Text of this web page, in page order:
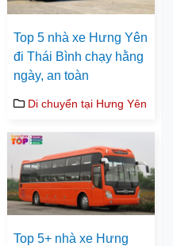
Top 5 nhà xe Hưng Yên
đi Thái Bình chạy hằng
ngày, an toàn
Di chuyển tại Hưng Yên
Top 5+ nhà xe Hưng